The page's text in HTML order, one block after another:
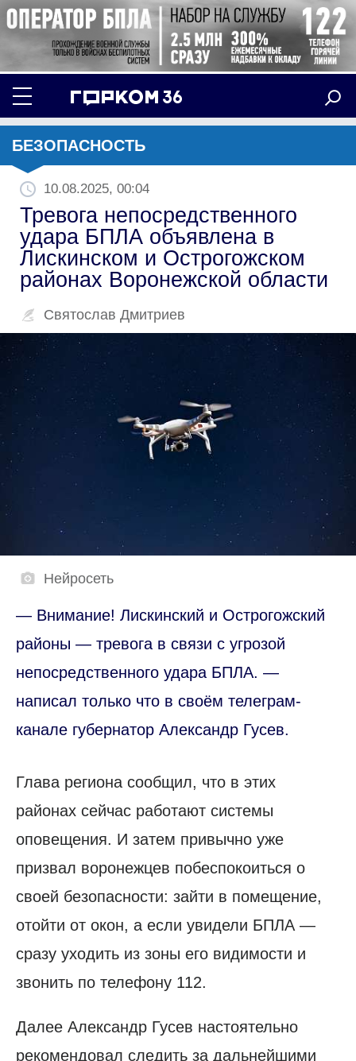
БЕЗОПАСНОСТЬ
10.08.2025, 00:04
Тревога непосредственного
удара БПЛА объявлена в
Лискинском и Острогожском
районах Воронежской области
Святослав Дмитриев
Нейросеть
— Внимание! Лискинский и Острогожский
районы — тревога в связи с угрозой
непосредственного удара БПЛА. —
написал только что в своём телеграм-
канале губернатор Александр Гусев.
Глава региона сообщил, что в этих
районах сейчас работают системы
оповещения. И затем привычно уже
призвал воронежцев побеспокоиться о
своей безопасности: зайти в помещение,
отойти от окон, а если увидели БПЛА —
сразу уходить из зоны его видимости и
звонить по телефону 112.
Далее Александр Гусев настоятельно
рекомендовал следить за дальнейшими